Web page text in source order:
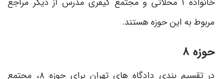
مربوط به این حوزه هستند.
حوزه ۸
در تقسیم بندی دادگاه های تهران برای حوزه ۸، مجتمع